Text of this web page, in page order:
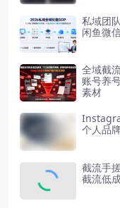
私域团
闲鱼微
全域截
账号养
素材
个人品
截流手
截流低